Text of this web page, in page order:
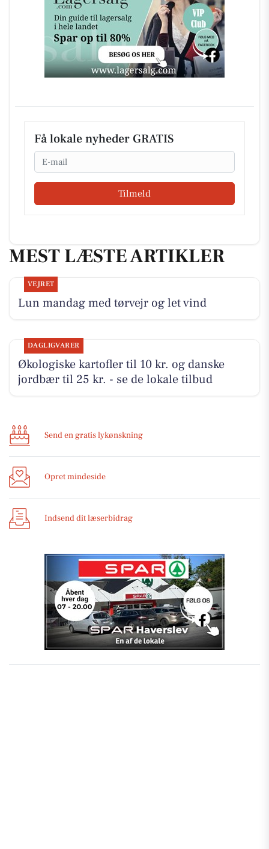
Få lokale nyheder GRATIS
Email
Tilmeld
MEST LÆSTE ARTIKLER
VEJRET
Lun mandag med tørvejr og let vind
DAGLIGVARER
Økologiske kartofler til 10 kr. og danske
jordbær til 25 kr. - se de lokale tilbud
Send en gratis lykønskning
Opret mindeside
Indsend dit læserbidrag